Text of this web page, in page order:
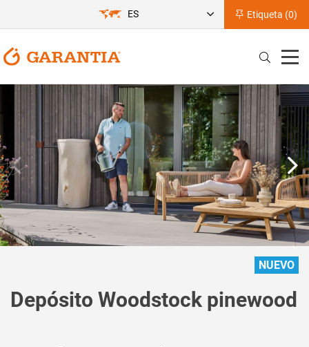
Etiqueta (0)
ES
NUEVO
Depósito Woodstock pinewood